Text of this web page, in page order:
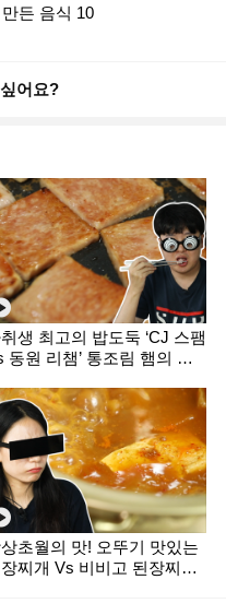
든 음식 10
어요?
생 최고의 밥도둑 ‘CJ 스팸
동원 리챔’ 통조림 햄의 진
초월의 맛! 오뚜기 맛있는
찌개 Vs 비비고 된장찌개